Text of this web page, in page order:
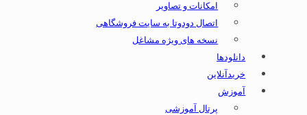
امکانات و تصاویر
اتصال دودوتا به سایت فروشگاهی
نسخه های ویژه مشاغل
دانلودها
خریدآنلاین
آموزش
پرتال آموزشی